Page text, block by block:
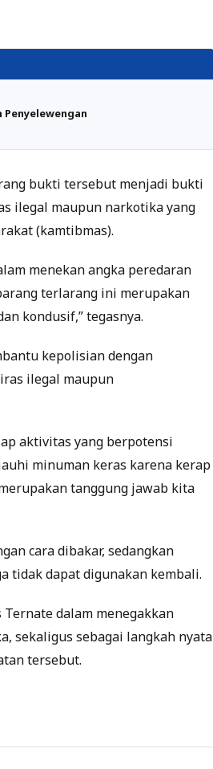
bukti tersebut menjadi bukti
ilegal maupun narkotika yang
(kamtibmas).
menekan angka peredaran
terlarang ini merupakan
kondusif,” tegasnya.
kepolisian dengan
ilegal maupun
aktivitas yang berpotensi
minuman keras karena kerap
tanggung jawab kita
cara dibakar, sedangkan
tidak dapat digunakan kembali.
dalam menegakkan
sekaligus sebagai langkah nyata
tersebut.